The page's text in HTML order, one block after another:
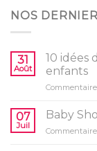
NOS
31
Août
10 idées
enfants
07
Juil
Baby